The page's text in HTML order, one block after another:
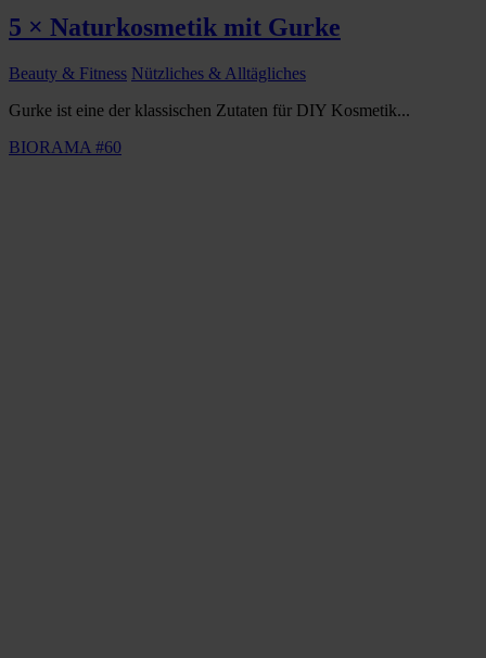
5 × Naturkosmetik mit Gurke
Beauty & Fitness Nützliches & Alltägliches
Gurke ist eine der klassischen Zutaten für DIY Kosmetik...
BIORAMA #60